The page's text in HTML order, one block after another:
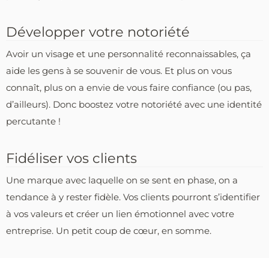
Développer votre notoriété
Avoir un visage et une personnalité reconnaissables, ça
aide les gens à se souvenir de vous. Et plus on vous
connaît, plus on a envie de vous faire confiance (ou pas,
d’ailleurs). Donc boostez votre notoriété avec une identité
percutante !
Fidéliser vos clients
Une marque avec laquelle on se sent en phase, on a
tendance à y rester fidèle. Vos clients pourront s’identifier
à vos valeurs et créer un lien émotionnel avec votre
entreprise. Un petit coup de cœur, en somme.